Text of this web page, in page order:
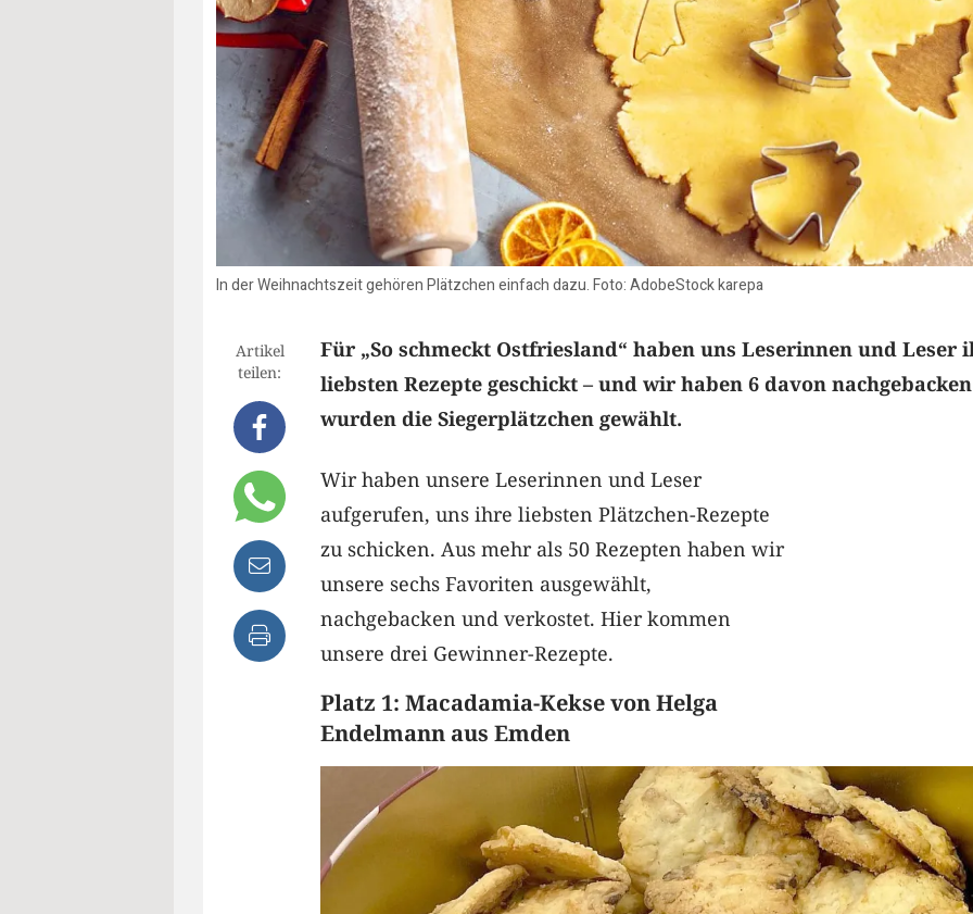
In der Weihnachtszeit gehören Plätzchen einfach dazu. Foto: AdobeStock karepa
Artikel
teilen:
Für „So schmeckt Ostfriesland“ haben uns Leserinnen und Leser
liebsten Rezepte geschickt – und wir haben 6 davon
wurden die Siegerplätzchen gewählt.
Wir haben unsere Leserinnen und Leser
aufgerufen, uns ihre liebsten Plätzchen-Rezepte
zu schicken. Aus mehr als 50 Rezepten haben wir
unsere sechs Favoriten ausgewählt,
nachgebacken und verkostet. Hier kommen
unsere drei Gewinner-Rezepte.
Platz 1: Macadamia-Kekse von Helga
Endelmann aus Emden